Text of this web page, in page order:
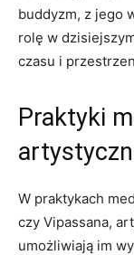
buddyzm, z jego
rolę w
czasu i
Praktyki
W praktykach
czy Vipassana,
umożliwiają im